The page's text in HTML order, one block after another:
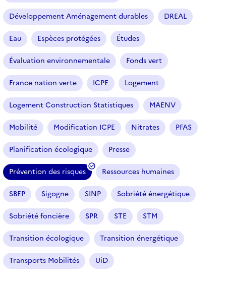
Développement Aménagement durables DREAL
Eau Espèces protégées Études
Évaluation environnementale Fonds vert
France nation verte ICPE Logement
Logement Construction Statistiques MAENV
Mobilité Modification ICPE Nitrates PFAS
Planification écologique Presse
Prévention des risques
(
f
i
l
t
r
e
s
Ressources humaines
SBEP Sigogne SINP Sobriété énergétique
Sobriété foncière SPR STE STM
Transition écologique Transition énergétique
Transports Mobilités UiD